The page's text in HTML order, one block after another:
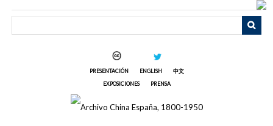
PRESENTACIÓN ENGLISH
中文
EXPOSICIONES
PRENSA